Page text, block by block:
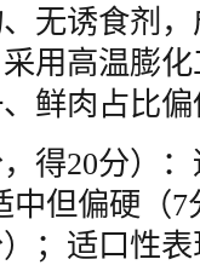
无诱食剂
用高温膨
鲜肉占比
得20分）
中但偏硬（
）；适口性